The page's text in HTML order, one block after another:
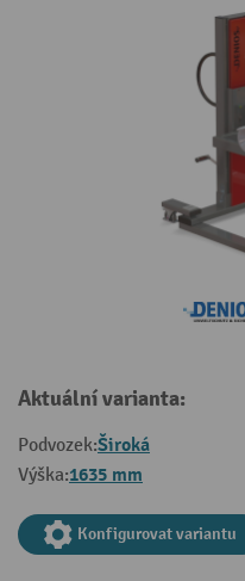
Aktuální varianta:
Podvozek:Široká
Výška:1635 mm
Konfigurovat variantu